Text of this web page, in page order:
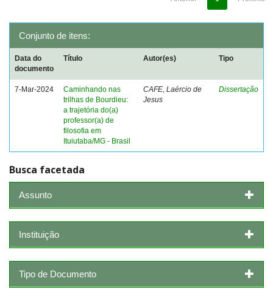
Conjunto de itens:
Data do
documento
Título Autor(es) Tipo
7-Mar-2024
Caminhando nas
trilhas de Bourdieu:
a trajetória do(a)
professor(a) de
filosofia em
Ituiutaba/MG - Brasil
CAFE, Laércio de
Jesus
Dissertação
Busca facetada
Assunto
Instituição
Tipo de Documento